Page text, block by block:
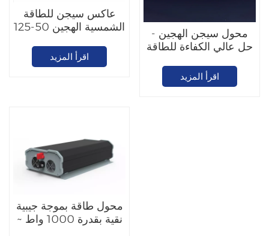
عاكس سيجن للطاقة
الشمسية الهجين 50-125
اقرأ المزيد
محول سيجن الهجين -
حل عالي الكفاءة للطاقة
اقرأ المزيد
محول طاقة بموجة جيبية
نقية بقدرة 1000 واط ~